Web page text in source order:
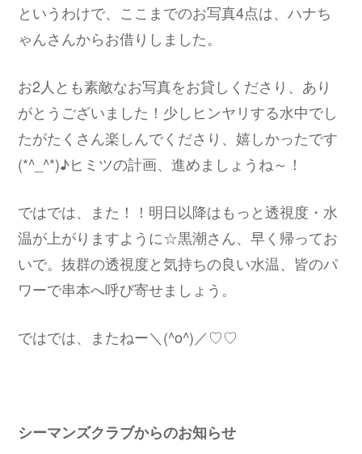
というわけで、ここまでのお写真4点は、ハナち
ゃんさんからお借りしました。
お2人とも素敵なお写真をお貸しくださり、あり
がとうございました！少しヒンヤリする水中でし
たがたくさん楽しんでくださり、嬉しかったです
(*^_^*)♪ヒミツの計画、進めましょうね～！
ではでは、また！！明日以降はもっと透視度・水
温が上がりますように☆黒潮さん、早く帰ってお
いで。抜群の透視度と気持ちの良い水温、皆のパ
ワーで串本へ呼び寄せましょう。
ではでは、またねー＼(^o^)／♡♡
シーマンズクラブからのお知らせ